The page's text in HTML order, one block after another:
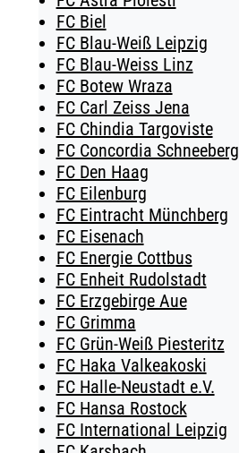
FC Biel
FC Blau-Weiß Leipzig
FC Blau-Weiss Linz
FC Botew Wraza
FC Carl Zeiss Jena
FC Chindia Targoviste
FC Concordia Schneeberg
FC Den Haag
FC Eilenburg
FC Eintracht Münchberg
FC Eisenach
FC Energie Cottbus
FC Enheit Rudolstadt
FC Erzgebirge Aue
FC Grimma
FC Grün-Weiß Piesteritz
FC Haka Valkeakoski
FC Halle-Neustadt e.V.
FC Hansa Rostock
FC International Leipzig